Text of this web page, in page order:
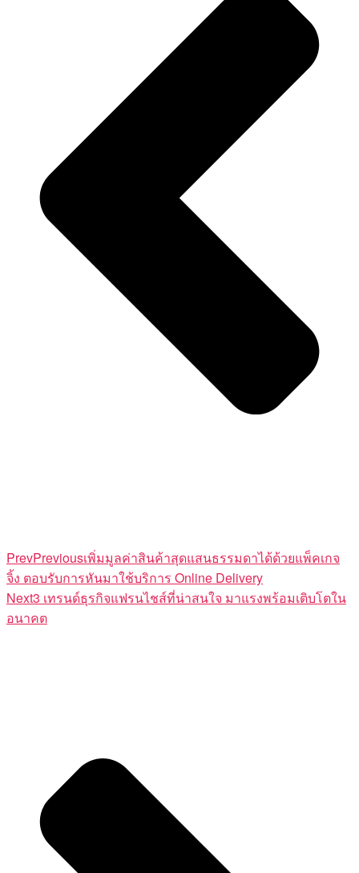
PrevPreviousเพิ่มมูลค่าสินค้าสุดแสนธรรมดาได้ด้วยแพ็คเกจ
จิ้ง ตอบรับการหันมาใช้บริการ Online Delivery
Next3 เทรนด์ธุรกิจแฟรนไชส์ที่น่าสนใจ มาแรงพร้อมเติบโตใน
อนาคต